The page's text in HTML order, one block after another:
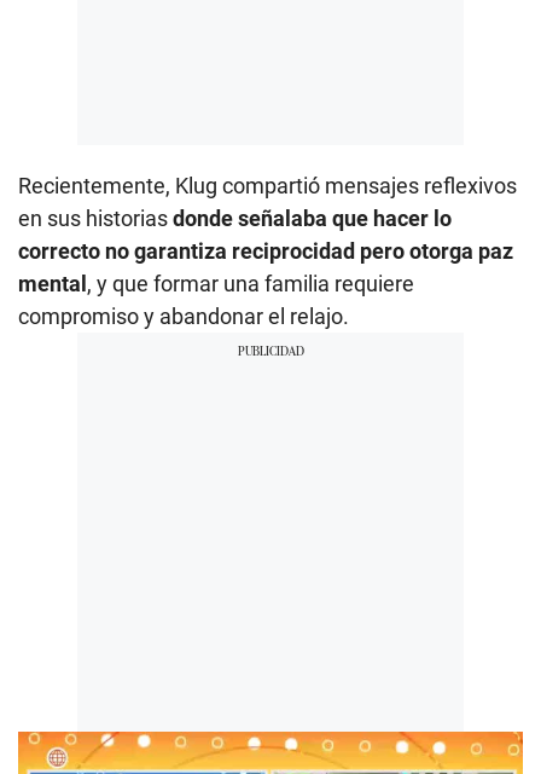
Recientemente, Klug compartió mensajes reflexivos
en sus historiasdonde señalaba que hacer lo
correcto no garantiza reciprocidad pero otorga paz
mental , y que formar una familia requiere
compromiso y abandonar el relajo.